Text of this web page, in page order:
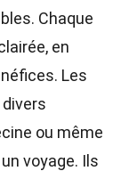
Chaque
en
Les
ou même
voyage. Ils